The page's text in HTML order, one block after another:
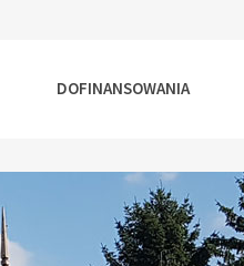
DOFINANSOWANIA